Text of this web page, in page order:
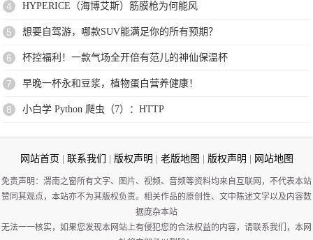
4 HYPERICE（海博艾斯）筋膜枪为何能风
5 想要自驾游，哪款SUV能满足你的所有预期？
6 杯控福利！一款气场全开倍有范儿的神仙保温杯
7 早晚一杯永和豆浆，植物蛋白营养健康！
8 小白学 Python 爬虫（7）：HTTP
网站首页 联系我们 版权声明 老版地图 版权声明 网站地图
免责声明：渭南之窗所有文字、图片、视频、音频等资料均来自互联网，不代表本站
赞同其观点，本站亦不为其版权负责。相关作品的原创性、文中陈述文字以及内容数
据庞杂本站
无法一一核实，如果您发现本网站上有侵犯您的合法权益的内容，请联系我们，本网